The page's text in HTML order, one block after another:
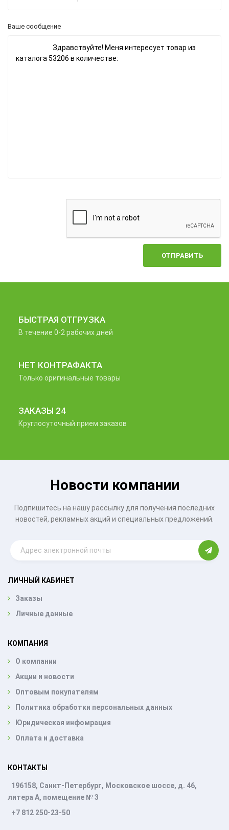
Ваше сообщение
ОТПРАВИТЬ
БЫСТРАЯ ОТГРУЗКА
В течение 0-2 рабочих дней
НЕТ КОНТРАФАКТА
Только оригинальные товары
ЗАКАЗЫ 24
Круглосуточный прием заказов
Новости компании
Подпишитесь на нашу рассылку для получения последних
новостей, рекламных акций и специальных предложений.
ЛИЧНЫЙ КАБИНЕТ
Заказы
Личные данные
КОМПАНИЯ
О компании
Акции и новости
Оптовым покупателям
Политика обработки персональных данных
Юридическая инфомрация
Оплата и доставка
КОНТАКТЫ
196158, Санкт-Петербург, Московское шоссе, д. 46,
литера А, помещение № 3
+7 812 250-23-50